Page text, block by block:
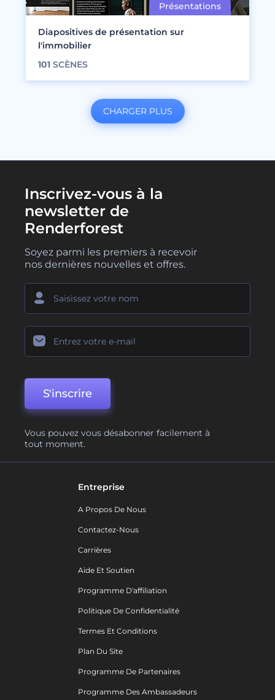
Diapositives de présentation sur
l'immobilier
101 SCÈNES
CHARGER PLUS
Inscrivez-vous à la
newsletter de
Renderforest
Soyez parmi les premiers à recevoir
nos dernières nouvelles et offres.
S'inscrire
Vous pouvez vous désabonner facilement à
tout moment.
Entreprise
A Propos De Nous
Contactez-Nous
Carrières
Aide Et Soutien
Programme D'affiliation
Politique De Confidentialité
Termes Et Conditions
Plan Du Site
Programme De Partenaires
Programme Des Ambassadeurs